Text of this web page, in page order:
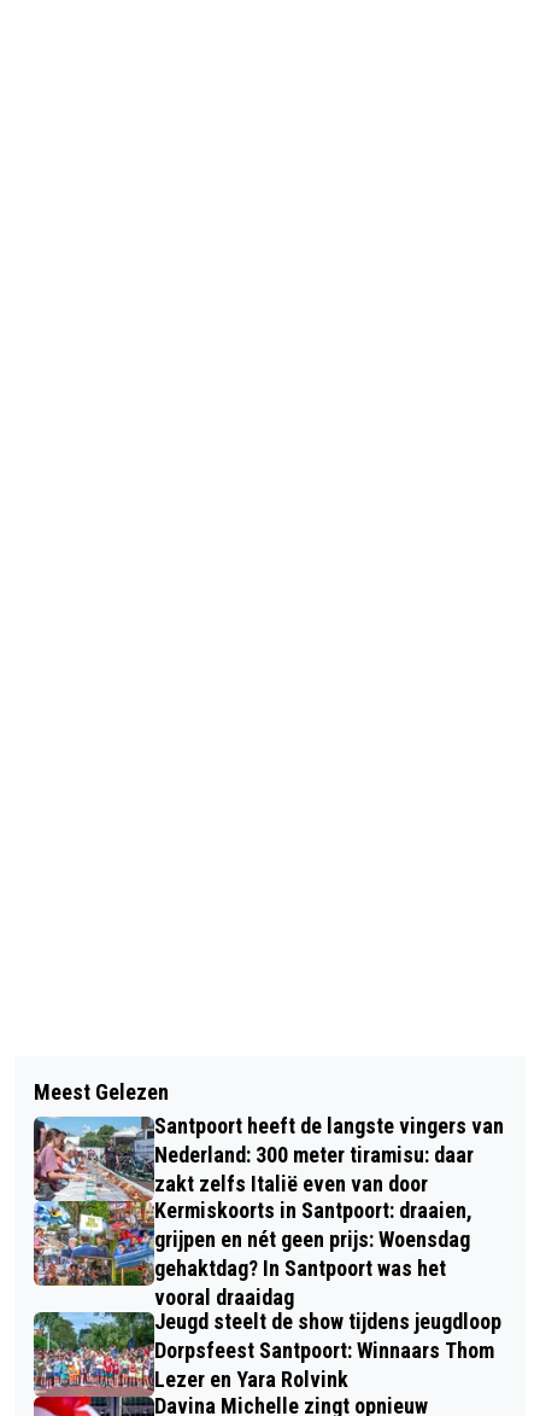
BLOEMENDAAL: HELE FRACTIE
VANWEGE 'IMMENSE IMAGOSCHADE'
UIT PARTIJ GEZET
IRAANS ECHTPAAR DE ZORG IN VIA
OPLEIDINGSTRAJECT NOVA COLLEGE
EN KENNEMERHART
Meest Gelezen
Santpoort heeft de langste vingers van
Nederland: 300 meter tiramisu: daar
zakt zelfs Italië even van door
Kermiskoorts in Santpoort: draaien,
grijpen en nét geen prijs: Woensdag
gehaktdag? In Santpoort was het
vooral draaidag
Jeugd steelt de show tijdens jeugdloop
Dorpsfeest Santpoort: Winnaars Thom
Lezer en Yara Rolvink
Davina Michelle zingt opnieuw